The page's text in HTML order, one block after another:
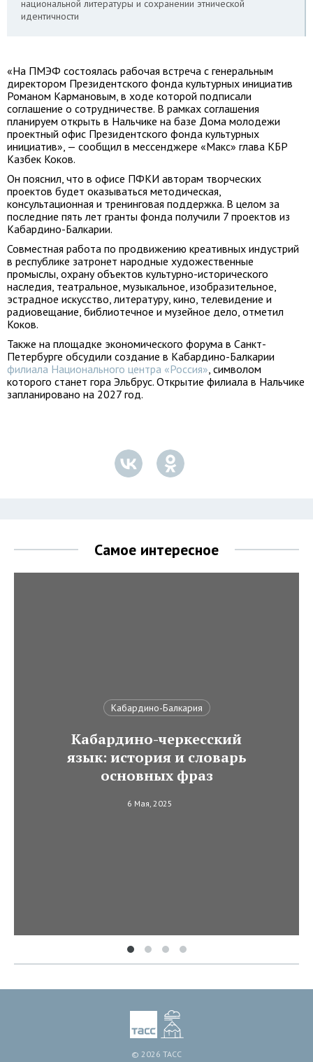
национальной литературы и сохранении этнической
идентичности
«На ПМЭФ состоялась рабочая встреча с генеральным
директором Президентского фонда культурных инициатив
Романом Кармановым, в ходе которой подписали
соглашение о сотрудничестве. В рамках соглашения
планируем открыть в Нальчике на базе Дома молодежи
проектный офис Президентского фонда культурных
инициатив», — сообщил в мессенджере «Макс» глава КБР
Казбек Коков.
Он пояснил, что в офисе ПФКИ авторам творческих
проектов будет оказываться методическая,
консультационная и тренинговая поддержка. В целом за
последние пять лет гранты фонда получили 7 проектов из
Кабардино-Балкарии.
Совместная работа по продвижению креативных индустрий
в республике затронет народные художественные
промыслы, охрану объектов культурно-исторического
наследия, театральное, музыкальное, изобразительное,
эстрадное искусство, литературу, кино, телевидение и
радиовещание, библиотечное и музейное дело, отметил
Коков.
Также на площадке экономического форума в Санкт-
Петербурге обсудили создание в Кабардино-Балкарии
филиала Национального центра «Россия», символом
которого станет гора Эльбрус. Открытие филиала в Нальчике
запланировано на 2027 год.
Самое интересное
Кабардино-Балкария
Кабардино-черкесский
язык: история и словарь
основных фраз
6 Мая, 2025
© 2026 ТАСС